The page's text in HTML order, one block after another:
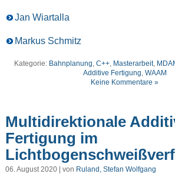
Jan Wiartalla
Markus Schmitz
Kategorie: Bahnplanung ,C++ Masterarbeit,
Additive Fertigung WAAM
Keine Kommentare »
Multidirektionale
Fertigung im
06. August 2020 | von Ruland, Stefan Wolfgang